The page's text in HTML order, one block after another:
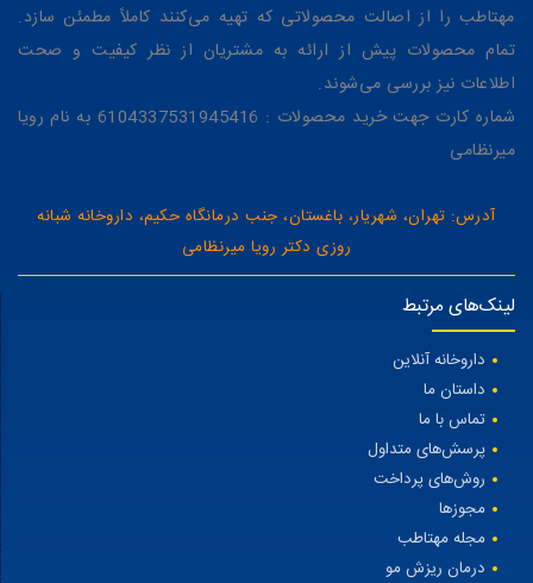
مهتاطب را از اصالت محصولاتی که تهیه می‌کنند کاملاً مطمئن سازد.
تمام محصولات پیش از ارائه به مشتریان از نظر کیفیت و صحت
اطلاعات نیز بررسی می‌شوند.
شماره کارت جهت خرید محصولات : 6104337531945416 به نام رویا
میرنظامی
آدرس: تهران، شهریار، باغستان، جنب درمانگاه حکیم، داروخانه شبانه
روزی دکتر رویا میرنظامی
لینک‌های مرتبط
داروخانه آنلاین
داستان ما
تماس با ما
پرسش‌های متداول
روش‌های پرداخت
مجوزها
مجله مهتاطب
درمان ریزش مو